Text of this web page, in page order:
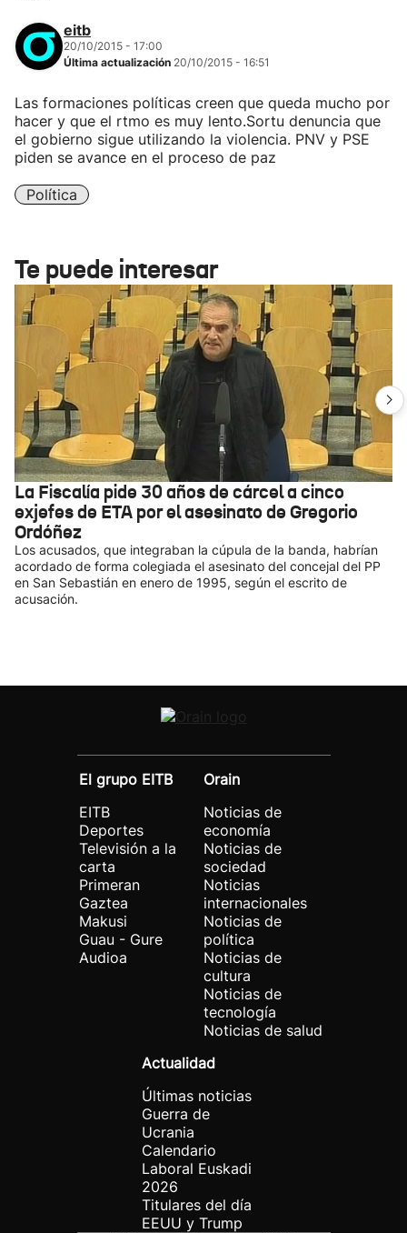
eitb
20/10/2015 - 17:00
Última actualización 20/10/2015 - 16:51
Las formaciones políticas creen que queda mucho por
hacer y que el rtmo es muy lento.Sortu denuncia que
el gobierno sigue utilizando la violencia. PNV y PSE
piden se avance en el proceso de paz
Política
Te puede interesar
La Fiscalía pide 30 años de cárcel a cinco
exjefes de ETA por el asesinato de Gregorio
Ordóñez
Los acusados, que integraban la cúpula de la banda, habrían
acordado de forma colegiada el asesinato del concejal del PP
en San Sebastián en enero de 1995, según el escrito de
acusación.
El grupo EITB
EITB
Deportes
Televisión a la
carta
Primeran
Gaztea
Makusi
Guau - Gure
Audioa
Orain
Noticias de
economía
Noticias de
sociedad
Noticias
internacionales
Noticias de
política
Noticias de
cultura
Noticias de
tecnología
Noticias de salud
Actualidad
Últimas noticias
Guerra de
Ucrania
Calendario
Laboral Euskadi
2026
Titulares del día
EEUU y Trump